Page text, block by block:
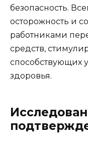
безопасность.
осторожность и
работниками
средств,
способствующих
здоровья.